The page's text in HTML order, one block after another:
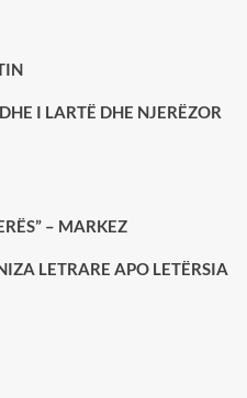
I LARTË DHE NJERËZOR
– MARKEZ
LETRARE APO LETËRSIA